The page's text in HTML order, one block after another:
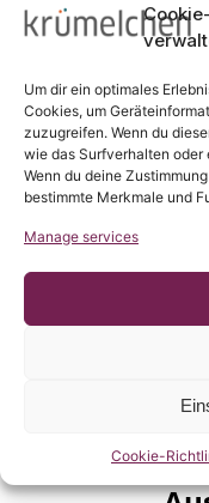
Um dir ein optimales
Cookies, um
zuzugreifen. Wenn du
wie das Surfverhalten oder
Wenn du deine
bestimmte Merkmale und
Manage services
Cookie-
Zu den